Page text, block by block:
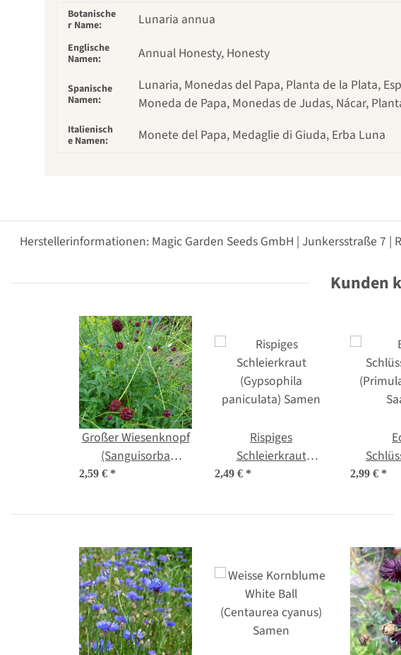
Botanische
r Name:
Lunaria annua
Englische
Namen:
Annual Honesty, Honesty
Spanische
Namen:
Lunaria, Monedas del Papa, Planta de la Plata,
Moneda de Papa, Monedas de Judas, Nácar,
Italienisch
e Namen:
Monete del Papa, Medaglie di Giuda, Erba Luna
Herstellerinformationen: Magic Garden Seeds GmbH | Junkersstraße 7
Kunden
Großer Wiesenknopf
(Sanguisorba
officinalis) Samen
2,59 € *
Rispiges
Schleierkraut
(Gypsophila
2,49 € * 2,99 € *